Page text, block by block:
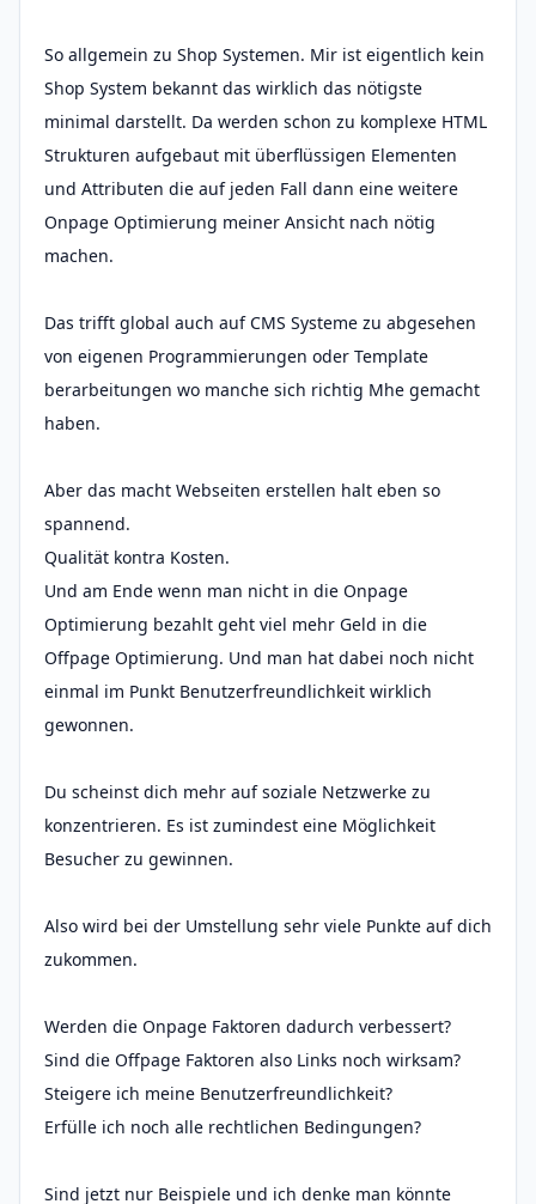
So allgemein zu Shop Systemen. Mir ist eigentlich kein
Shop System bekannt das wirklich das nötigste
minimal darstellt. Da werden schon zu komplexe HTML
Strukturen aufgebaut mit überflüssigen Elementen
und Attributen die auf jeden Fall dann eine weitere
Onpage Optimierung meiner Ansicht nach nötig
machen.
Das trifft global auch auf CMS Systeme zu abgesehen
von eigenen Programmierungen oder Template
berarbeitungen wo manche sich richtig Mhe gemacht
haben.
Aber das macht Webseiten erstellen halt eben so
spannend.
Qualität kontra Kosten.
Und am Ende wenn man nicht in die Onpage
Optimierung bezahlt geht viel mehr Geld in die
Offpage Optimierung. Und man hat dabei noch nicht
einmal im Punkt Benutzerfreundlichkeit wirklich
gewonnen.
Du scheinst dich mehr auf soziale Netzwerke zu
konzentrieren. Es ist zumindest eine Möglichkeit
Besucher zu gewinnen.
Also wird bei der Umstellung sehr viele Punkte auf dich
zukommen.
Werden die Onpage Faktoren dadurch verbessert?
Sind die Offpage Faktoren also Links noch wirksam?
Steigere ich meine Benutzerfreundlichkeit?
Erfülle ich noch alle rechtlichen Bedingungen?
Sind jetzt nur Beispiele und ich denke man könnte